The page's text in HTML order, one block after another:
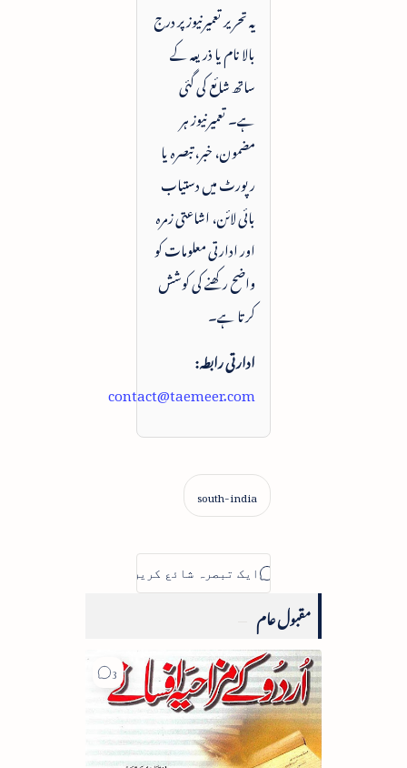
یہ تحریر تعمیرنیوز پر درج
بالا نام یا ذریعہ کے
ساتھ شائع کی گئی
ہے۔ تعمیرنیوز ہر
مضمون، خبر، تبصرہ یا
رپورٹ میں دستیاب
بائی لائن، اشاعتی زمرہ
اور ادارتی معلومات کو
واضح رکھنے کی کوشش
کرتا ہے۔
ادارتی رابطہ:
contact@taemeer.com
مقبول عام